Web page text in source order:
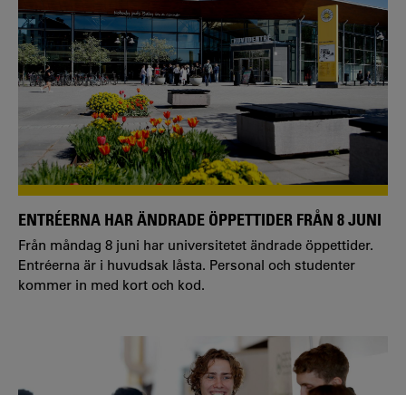
ENTRÉERNA HAR ÄNDRADE ÖPPETTIDER FRÅN 8 JUNI
Från måndag 8 juni har universitetet ändrade öppettider.
Entréerna är i huvudsak låsta. Personal och studenter
kommer in med kort och kod.